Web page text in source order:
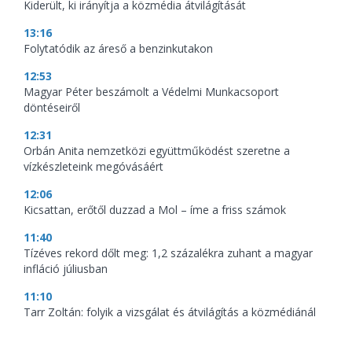
Kiderült, ki irányítja a közmédia átvilágítását
13:16
Folytatódik az áreső a benzinkutakon
12:53
Magyar Péter beszámolt a Védelmi Munkacsoport
döntéseiről
12:31
Orbán Anita nemzetközi együttműködést szeretne a
vízkészleteink megóvásáért
12:06
Kicsattan, erőtől duzzad a Mol – íme a friss számok
11:40
Tízéves rekord dőlt meg: 1,2 százalékra zuhant a magyar
infláció júliusban
11:10
Tarr Zoltán: folyik a vizsgálat és átvilágítás a közmédiánál